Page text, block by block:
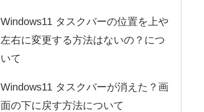
Windows11 タスクバーの位置を上や
左右に変更する方法はないの？につ
いて
Windows11 タスクバーが消えた？画
面の下に戻す方法について